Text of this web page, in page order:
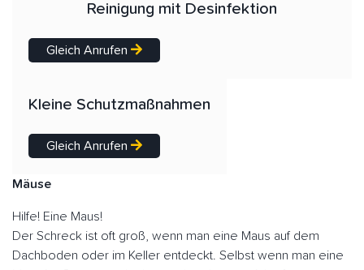
Reinigung mit Desinfektion
Gleich Anrufen
Kleine Schutzmaßnahmen
Gleich Anrufen
Mäuse
Hilfe! Eine Maus!
Der Schreck ist oft groß, wenn man eine Maus auf dem
Dachboden oder im Keller entdeckt. Selbst wenn man eine